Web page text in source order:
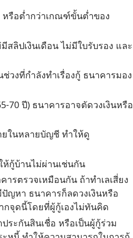
รือต่ำกว่าเกณฑ์ขั้นต่ำของ
ลิปเงินเดือน ไม่มีใบรับรอง และ
วงที่กำลังทำเรื่องกู้ ธนาคารมอง
70 ปี) ธนาคารอาจตัดวงเงินหรือ
ยในหลายบัญชี ทำให้ดู
กู้บ้านไม่ผ่านเช่นกัน
รตรวจเหมือนกัน ถ้าทำเลเสี่ยง
ญหา ธนาคารก็ลดวงเงินหรือ
กจุดนี้โดยที่ผู้กู้เองไม่ทันคิด
ระกันสินเชื่อ หรือเป็นผู้กู้ร่วม